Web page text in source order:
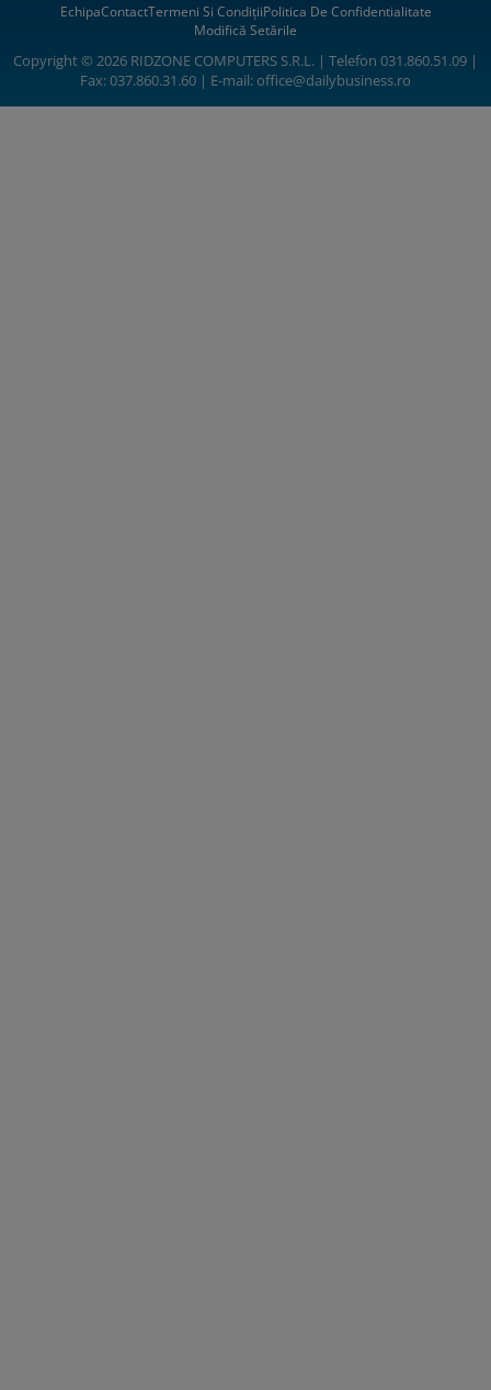
EchipaContactTermeni Si CondițiiPolitica De Confidentialitate
Modifică Setările
Copyright © 2026 RIDZONE COMPUTERS S.R.L. | Telefon 031.860.51.09 |
Fax: 037.860.31.60 | E-mail:office@dailybusiness.ro